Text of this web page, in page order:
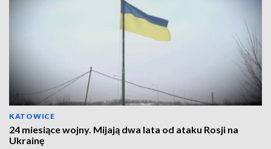
KATOWICE
24 miesiące wojny. Mijają dwa lata od ataku Rosji na
Ukrainę